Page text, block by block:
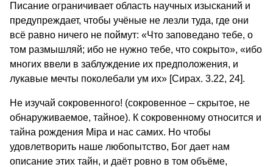
Писание ограничивает область научных изысканий и
предупреждает, чтобы учёные не лезли туда, где они
всё равно ничего не поймут: «Что заповедано тебе, о
том размышляй; ибо не нужно тебе, что сокрыто», «ибо
многих ввели в заблуждение их предположения, и
лукавые мечты поколебали ум их» [Сирах. 3.22, 24].
Не изучай сокровенного! (сокровенное – скрытое, не
обнаруживаемое, тайное). К сокровенному относится и
тайна рождения Мiра и нас самих. Но чтобы
удовлетворить наше любопытство, Бог дает нам
описание этих тайн, и даёт ровно в том объёме,